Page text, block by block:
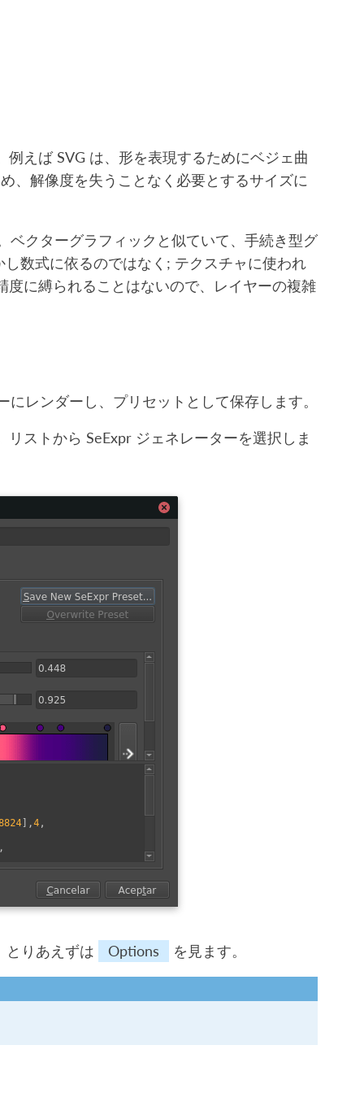
えば SVG は、形を表現するためにベジェ曲
、解像度を失うことなく必要とするサイズに
ベクターグラフィックと似ていて、手続き型グ
数式に依るのではなく; テクスチャに使われ
度に縛られることはないので、レイヤーの複雑
レンダーし、プリセットとして保存します。
ストから SeExpr ジェネレーターを選択しま
とりあえずは Options を見ます。